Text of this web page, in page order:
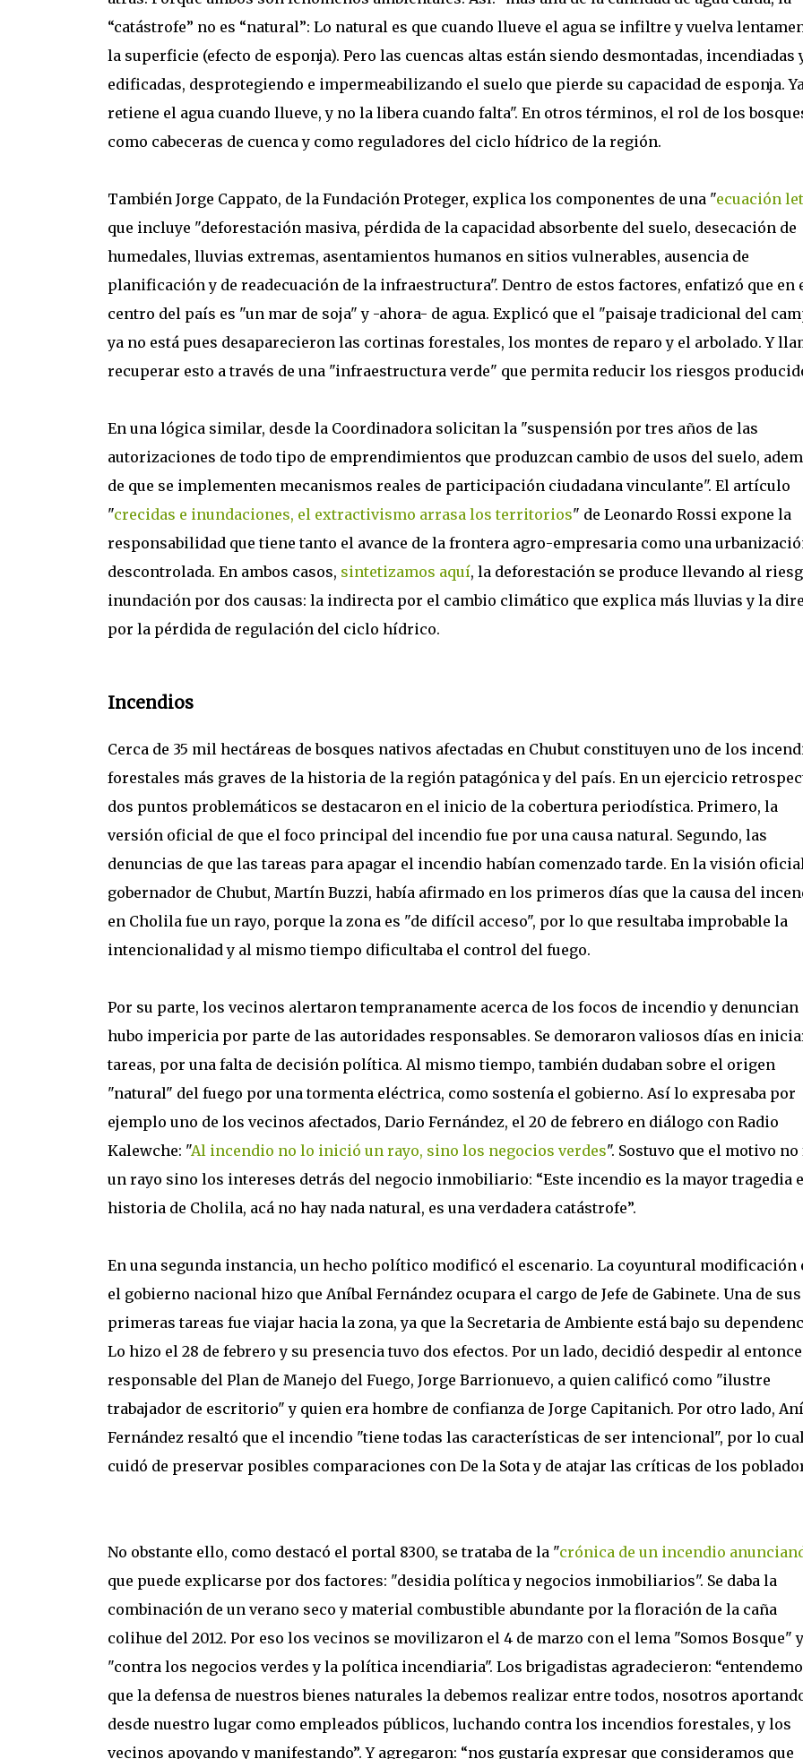
“catástrofe” no es “natural”: Lo natural es que cuando llueve el agua se infiltre y vuelva
la superficie (efecto de esponja). Pero las cuencas altas están siendo desmontadas, incendiadas
edificadas, desprotegiendo e impermeabilizando el suelo que pierde su capacidad de esponja.
retiene el agua cuando llueve, y no la libera cuando falta". En otros términos, el rol de los
como cabeceras de cuenca y como reguladores del ciclo hídrico de la región.
También Jorge Cappato, de la Fundación Proteger, explica los componentes de una "ecuación
que incluye "deforestación masiva, pérdida de la capacidad absorbente del suelo, desecación de
humedales, lluvias extremas, asentamientos humanos en sitios vulnerables, ausencia de
planificación y de readecuación de la infraestructura". Dentro de estos factores, enfatizó que en
centro del país es "un mar de soja" y -ahora- de agua. Explicó que el "paisaje tradicional del
ya no está pues desaparecieron las cortinas forestales, los montes de reparo y el arbolado. Y
recuperar esto a través de una "infraestructura verde" que permita reducir los riesgos
En una lógica similar, desde la Coordinadora solicitan la "suspensión por tres años de las
autorizaciones de todo tipo de emprendimientos que produzcan cambio de usos del suelo,
de que se implementen mecanismos reales de participación ciudadana vinculante". El artículo
"crecidas e inundaciones, el extractivismo arrasa los territorios" de Leonardo Rossi expone la
responsabilidad que tiene tanto el avance de la frontera agro-empresaria como una
descontrolada. En ambos casos, sintetizamos aquí, la deforestación se produce llevando al
inundación por dos causas: la indirecta por el cambio climático que explica más lluvias y la
por la pérdida de regulación del ciclo hídrico.
Incendios
Cerca de 35 mil hectáreas de bosques nativos afectadas en Chubut constituyen uno de los
forestales más graves de la historia de la región patagónica y del país. En un ejercicio
dos puntos problemáticos se destacaron en el inicio de la cobertura periodística. Primero, la
versión oficial de que el foco principal del incendio fue por una causa natural. Segundo, las
denuncias de que las tareas para apagar el incendio habían comenzado tarde. En la visión
gobernador de Chubut, Martín Buzzi, había afirmado en los primeros días que la causa del
en Cholila fue un rayo, porque la zona es "de difícil acceso", por lo que resultaba improbable la
intencionalidad y al mismo tiempo dificultaba el control del fuego.
Por su parte, los vecinos alertaron tempranamente acerca de los focos de incendio y denuncian
hubo impericia por parte de las autoridades responsables. Se demoraron valiosos días en
tareas, por una falta de decisión política. Al mismo tiempo, también dudaban sobre el origen
"natural" del fuego por una tormenta eléctrica, como sostenía el gobierno. Así lo expresaba por
ejemplo uno de los vecinos afectados, Dario Fernández, el 20 de febrero en diálogo con Radio
Kalewche: "Al incendio no lo inició un rayo, sino los negocios verdes". Sostuvo que el motivo no
un rayo sino los intereses detrás del negocio inmobiliario: “Este incendio es la mayor tragedia
historia de Cholila, acá no hay nada natural, es una verdadera catástrofe”.
En una segunda instancia, un hecho político modificó el escenario. La coyuntural modificación
el gobierno nacional hizo que Aníbal Fernández ocupara el cargo de Jefe de Gabinete. Una de sus
primeras tareas fue viajar hacia la zona, ya que la Secretaria de Ambiente está bajo su
Lo hizo el 28 de febrero y su presencia tuvo dos efectos. Por un lado, decidió despedir al
responsable del Plan de Manejo del Fuego, Jorge Barrionuevo, a quien calificó como "ilustre
trabajador de escritorio" y quien era hombre de confianza de Jorge Capitanich. Por otro lado,
Fernández resaltó que el incendio "tiene todas las características de ser intencional", por lo
cuidó de preservar posibles comparaciones con De la Sota y de atajar las críticas de los
No obstante ello, como destacó el portal 8300, se trataba de la "crónica de un incendio
que puede explicarse por dos factores: "desidia política y negocios inmobiliarios". Se daba la
combinación de un verano seco y material combustible abundante por la floración de la caña
colihue del 2012. Por eso los vecinos se movilizaron el 4 de marzo con el lema "Somos Bosque" y
"contra los negocios verdes y la política incendiaria". Los brigadistas agradecieron:
que la defensa de nuestros bienes naturales la debemos realizar entre todos, nosotros
desde nuestro lugar como empleados públicos, luchando contra los incendios forestales, y los
vecinos apoyando y manifestando”. Y agregaron: “nos gustaría expresar que consideramos que